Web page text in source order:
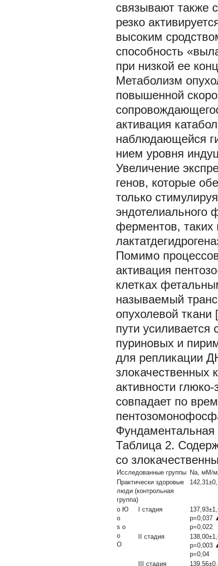
связывают также
резко
высоким
способность
при низкой ее
Метаболизм
повышенной
активация
наблюдающейся
нием уровня
Увеличение
генов, которые
только
эндотелиального
ферментов, таких
Помимо
активация
клетках
называемый
опухолевой ткани
пути усиливается
пуриновых и
для репликации
злокачественных
активности
совпадает по
Фундаментальная
Таблица 2.
со
Исследованные группы Na, мМ/
Практически здоровые
люди (контрольная
группа)
о Ю
о
s о
о
О
I стадия
p=0,037
p=0,022
II стадия
p=0,003
p=0,04
III стадия